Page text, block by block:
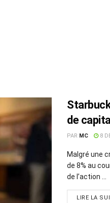
de
PAR MC 8
Malgré une
de 8% au
de l’action ...
LIRE LA